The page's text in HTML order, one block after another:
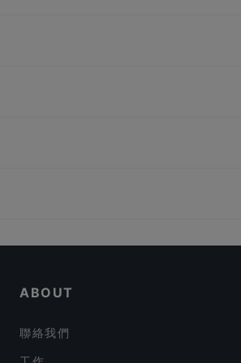
在 新加坡 的 晚餐
ABOUT
聯絡我們